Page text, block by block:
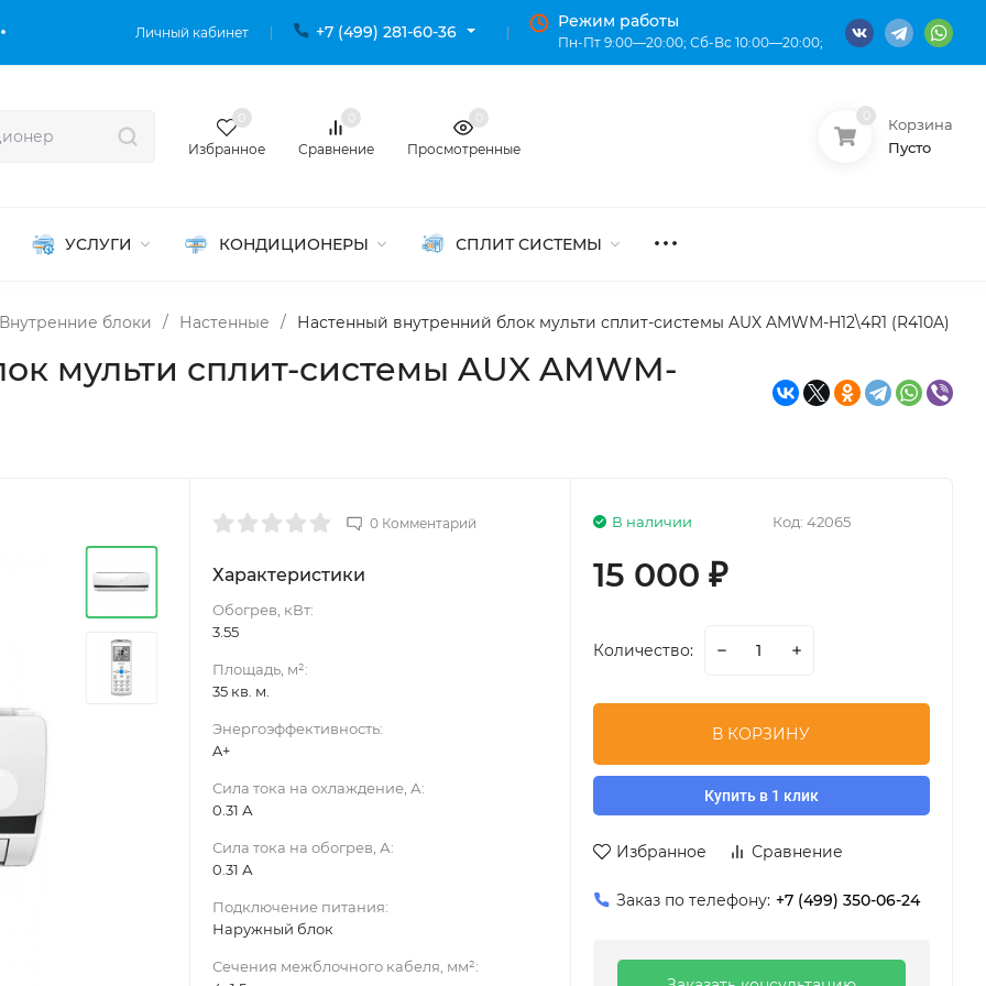
Личный кабинет +7 (499) 281-60-36
Режим работы
Пн-Пт 9:00—20:00; Сб-Вс 10:00—20:00;
Избранное Сравнение Просмотренные
Корзина
Пусто
УСЛУГИ КОНДИЦИОНЕРЫ СПЛИТ СИСТЕМЫ
Внутренние блоки / Настенные / Настенный внутренний блок мульти сплит-системы AUX AMWM-H12\4R1 (R410A)
мульти сплит-системы AUX AMWM-
0 Комментарий
Характеристики
Обогрев, кВт:
3.55
Площадь, м²:
35 кв. м.
Энергоэффективность:
A+
Сила тока на охлаждение, А:
0.31 А
Сила тока на обогрев, А:
0.31 А
Подключение питания:
Наружный блок
Сечения межблочного кабеля, мм²:
Код: 42065
В наличии
15 000 ₽
Количество:
В КОРЗИНУ
Купить в 1 клик
Избранное Сравнение
Заказ по телефону: +7 (499) 350-06-24